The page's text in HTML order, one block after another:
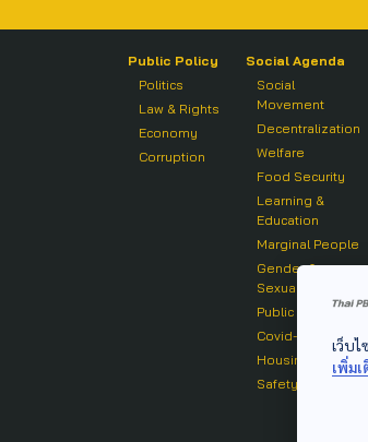
Public Policy
Politics
Law & Rights
Economy
Corruption
Social Agenda
Social
Movement
Decentralization
Welfare
Food Security
Learning &
Education
Marginal People
Gender &
Sexuality
Public Health
Covid-19
Housing
Safety
เว็บ
เพิ่ม